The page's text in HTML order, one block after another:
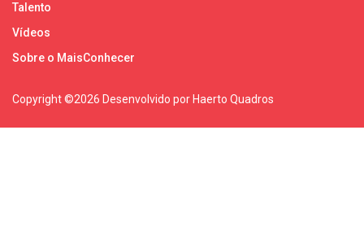
Talento
Vídeos
Sobre o MaisConhecer
Copyright ©2026 Desenvolvido por Haerto Quadros